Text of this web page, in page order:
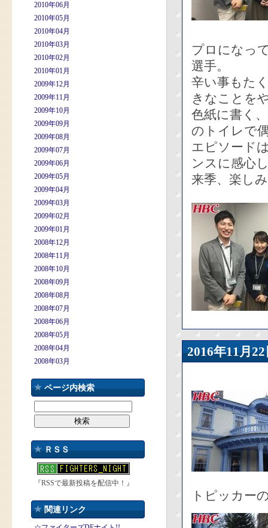
2010年06月
2010年05月
2010年04月
2010年03月
2010年02月
2010年01月
2009年12月
2009年11月
2009年10月
2009年09月
2009年08月
2009年07月
2009年06月
2009年05月
2009年04月
2009年03月
2009年02月
2009年01月
2008年12月
2008年11月
2008年10月
2008年09月
2008年08月
2008年07月
2008年06月
2008年05月
2008年04月
2008年03月
ページ内検索
ＲＳＳ
『RSSで最新投稿を配信中！』
関連リンク
プロになっ
選手。
辛い事もた
きなことを
色紙に書く
のトイレで
エピソード
ンスに感心
来季、楽し
2016年11
トピッカー